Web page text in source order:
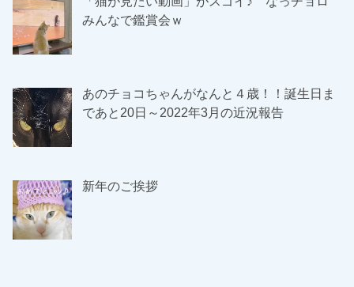
みんなで鑑賞会ｗ
あのチョコちゃんがなんと４歳！！誕生日ま
であと20日～2022年3月の近況報告
新年のご挨拶